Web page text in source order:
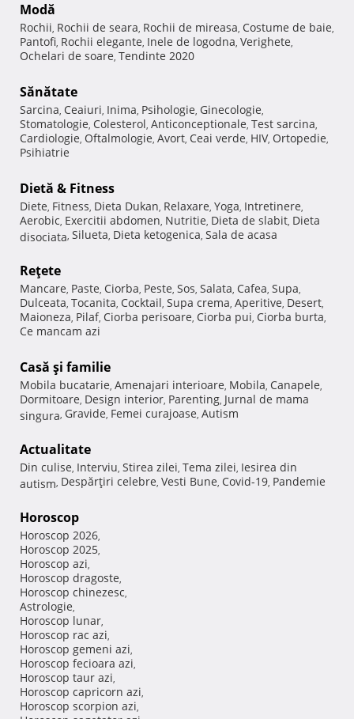
Modă
Rochii, Rochii de seara, Rochii de mireasa, Costume de baie,
Pantofi, Rochii elegante, Inele de logodna, Verighete,
Ochelari de soare, Tendinte 2020
Sănătate
Sarcina, Ceaiuri, Inima, Psihologie, Ginecologie,
Stomatologie, Colesterol, Anticonceptionale, Test sarcina,
Cardiologie, Oftalmologie, Avort, Ceai verde, HIV, Ortopedie,
Psihiatrie
Dietă & Fitness
Diete, Fitness, Dieta Dukan, Relaxare, Yoga, Intretinere,
Aerobic, Exercitii abdomen, Nutritie, Dieta de slabit, Dieta
disociata, Silueta, Dieta ketogenica, Sala de acasa
Reţete
Mancare, Paste, Ciorba, Peste, Sos, Salata, Cafea, Supa,
Dulceata, Tocanita, Cocktail, Supa crema, Aperitive, Desert,
Maioneza, Pilaf, Ciorba perisoare, Ciorba pui, Ciorba burta,
Ce mancam azi
Casă şi familie
Mobila bucatarie, Amenajari interioare, Mobila, Canapele,
Dormitoare, Design interior, Parenting, Jurnal de mama
singura, Gravide, Femei curajoase, Autism
Actualitate
Din culise, Interviu, Stirea zilei, Tema zilei, Iesirea din
autism, Despărţiri celebre, Vesti Bune, Covid-19, Pandemie
Horoscop
Horoscop 2026,
Horoscop 2025,
Horoscop azi,
Horoscop dragoste,
Horoscop chinezesc,
Astrologie,
Horoscop lunar,
Horoscop rac azi,
Horoscop gemeni azi,
Horoscop fecioara azi,
Horoscop taur azi,
Horoscop capricorn azi,
Horoscop scorpion azi,